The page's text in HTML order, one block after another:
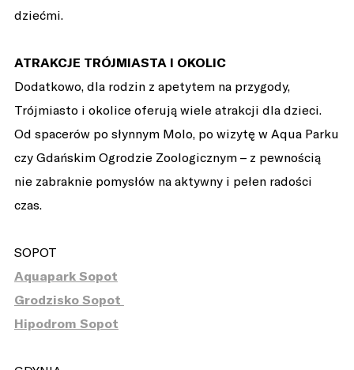
dziećmi.
ATRAKCJE TRÓJMIASTA I OKOLIC
Dodatkowo, dla rodzin z apetytem na przygody,
Trójmiasto i okolice oferują wiele atrakcji dla dzieci.
Od spacerów po słynnym Molo, po wizytę w Aqua Parku
czy Gdańskim Ogrodzie Zoologicznym – z pewnością
nie zabraknie pomysłów na aktywny i pełen radości
czas.
SOPOT
Aquapark Sopot
Grodzisko Sopot
Hipodrom Sopot